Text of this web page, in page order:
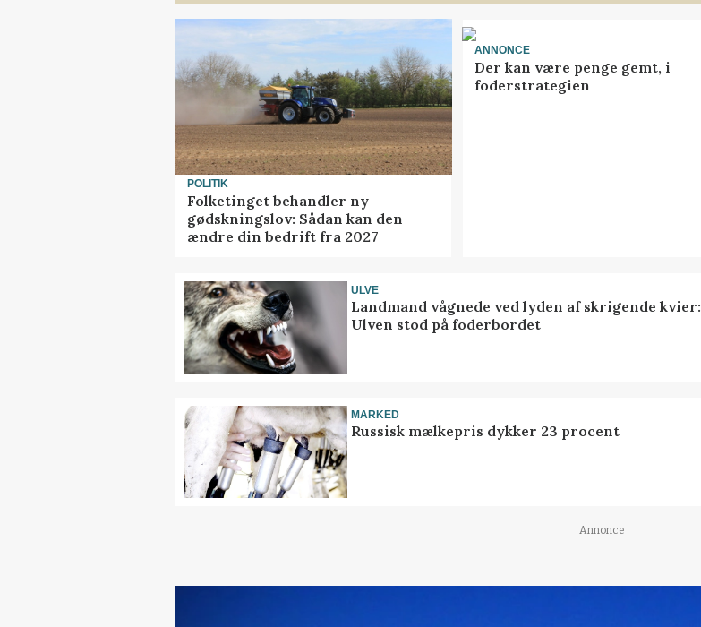
POLITIK
Folketinget behandler ny
gødskningslov: Sådan kan den
ændre din bedrift fra 2027
ANNONCE
Der kan være penge gemt, i
foderstrategien
ULVE
Landmand vågnede ved lyden af skrigende kvier:
Ulven stod på foderbordet
MARKED
Russisk mælkepris dykker 23 procent
Annonce